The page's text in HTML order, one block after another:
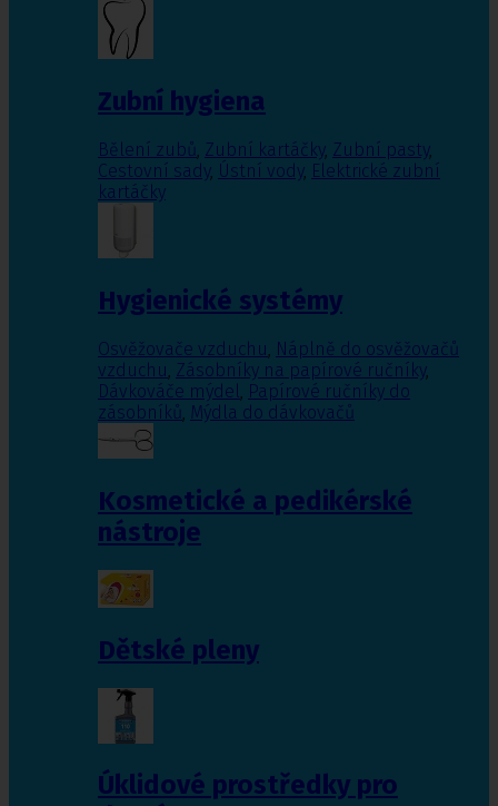
Zubní hygiena
Bělení zubů, Zubní kartáčky, Zubní pasty,
Cestovní sady, Ústní vody, Elektrické zubní
kartáčky
Hygienické systémy
Osvěžovače vzduchu, Náplně do osvěžovačů
vzduchu, Zásobníky na papírové ručníky,
Dávkováče mýdel, Papírové ručníky do
zásobníků, Mýdla do dávkovačů
Kosmetické a pedikérské
nástroje
Dětské pleny
Úklidové prostředky pro